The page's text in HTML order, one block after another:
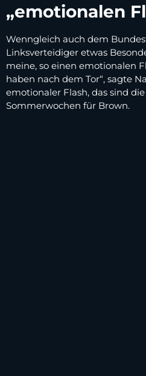
„emotionalen
Wenngleich auch dem
Linksverteidiger etwas
meine, so einen emotionalen
haben nach dem Tor“, sagte
emotionaler Flash, das sind
Sommerwochen für Brown.